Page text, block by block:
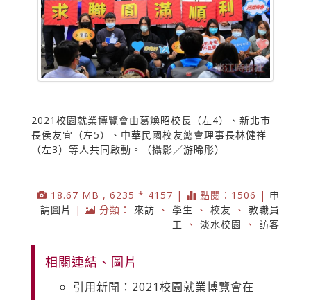
2021校園就業博覽會由葛煥昭校長（左4）、新北市
長侯友宜（左5）、中華民國校友總會理事長林健祥
（左3）等人共同啟動。（攝影／游晞彤）
18.67 MB , 6235 * 4157 | 點閱：1506 | 申
請圖片
| 分類： 來訪 、 學生 、 校友 、 教職員
工
、 淡水校園 、 訪客
相關連結、圖片
引用新聞：2021校園就業博覽會在